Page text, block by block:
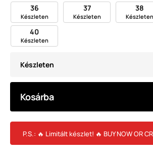
36
Készleten
37
Készleten
38
Készleten
40
Készleten
Készleten
Kosárba
P.S.: 🔥 Limitált készlet! 🔥 BUY NOW OR